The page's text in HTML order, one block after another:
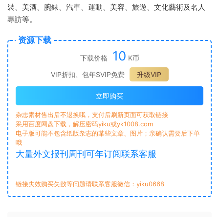
裝、美酒、腕錶、汽車、運動、美容、旅遊、文化藝術及名人
專訪等。
资源下载
下载价格 10 K币
VIP折扣、包年SVIP免费
升级VIP
立即购买
杂志素材售出后不退换哦，支付后刷新页面可获取链接
采用百度网盘下载，解压密码yiku或yk1008.com
电子版可能不包含纸版杂志的某些文章、图片；亲确认需要后下单
哦
大量外文报刊周刊可年订阅联系客服
链接失效购买失败等问题请联系客服微信：yiku0668